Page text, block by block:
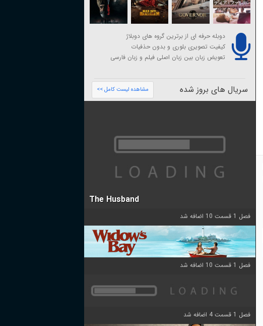
دوبله حرفه ای از برترین گروه های دوبلاژ
کیفیت تصویری بلوری و بدون حذفیات
تعویض زبان بین زبان اصلی فیلم و زبان فارسی
سریال های بروز شده مشاهده لیست کامل >>
The Husband
فصل 1 قسمت 10 اضافه شد
فصل 1 قسمت 10 اضافه شد
فصل 1 قسمت 4 اضافه شد